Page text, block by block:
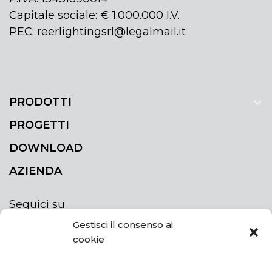
Gestisci il consenso ai
cookie
Capitale sociale: € 1.000.000 I.V.
PEC: reerlightingsrl@legalmail.it
PRODOTTI
PROGETTI
DOWNLOAD
AZIENDA
Seguici su